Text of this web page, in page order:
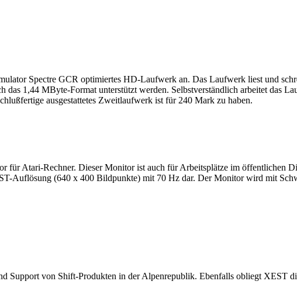
Spectre GCR optimiertes HD-Laufwerk an. Das Laufwerk liest und
1,44 MByte-Format unterstützt werden. Selbstverständlich arbeitet das
ausgestattetes Zweitlaufwerk ist für 240 Mark zu haben.
für Atari-Rechner. Dieser Monitor ist auch für Arbeitsplätze im öffentlichen
Auflösung (640 x 400 Bildpunkte) mit 70 Hz dar. Der Monitor wird mit
Support von Shift-Produkten in der Alpenrepublik. Ebenfalls obliegt XEST